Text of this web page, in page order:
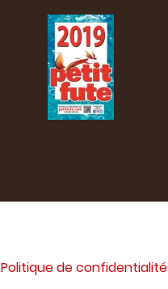
Politique de confidentialité